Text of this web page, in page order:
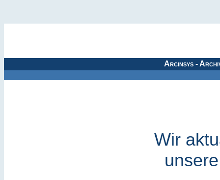
Arcinsys -
Wir